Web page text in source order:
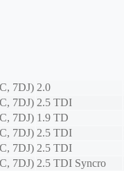
7DJ) 2.0
7DJ) 2.5 TDI
7DJ) 1.9 TD
7DJ) 2.5 TDI
7DJ) 2.5 TDI
7DJ) 2.5 TDI Syncro